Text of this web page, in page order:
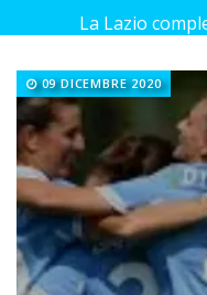
La Lazio
Calcio a 5
21 anni senza
Elite, ecco il
Elite
Ecco De
09 DICEMBRE 2020